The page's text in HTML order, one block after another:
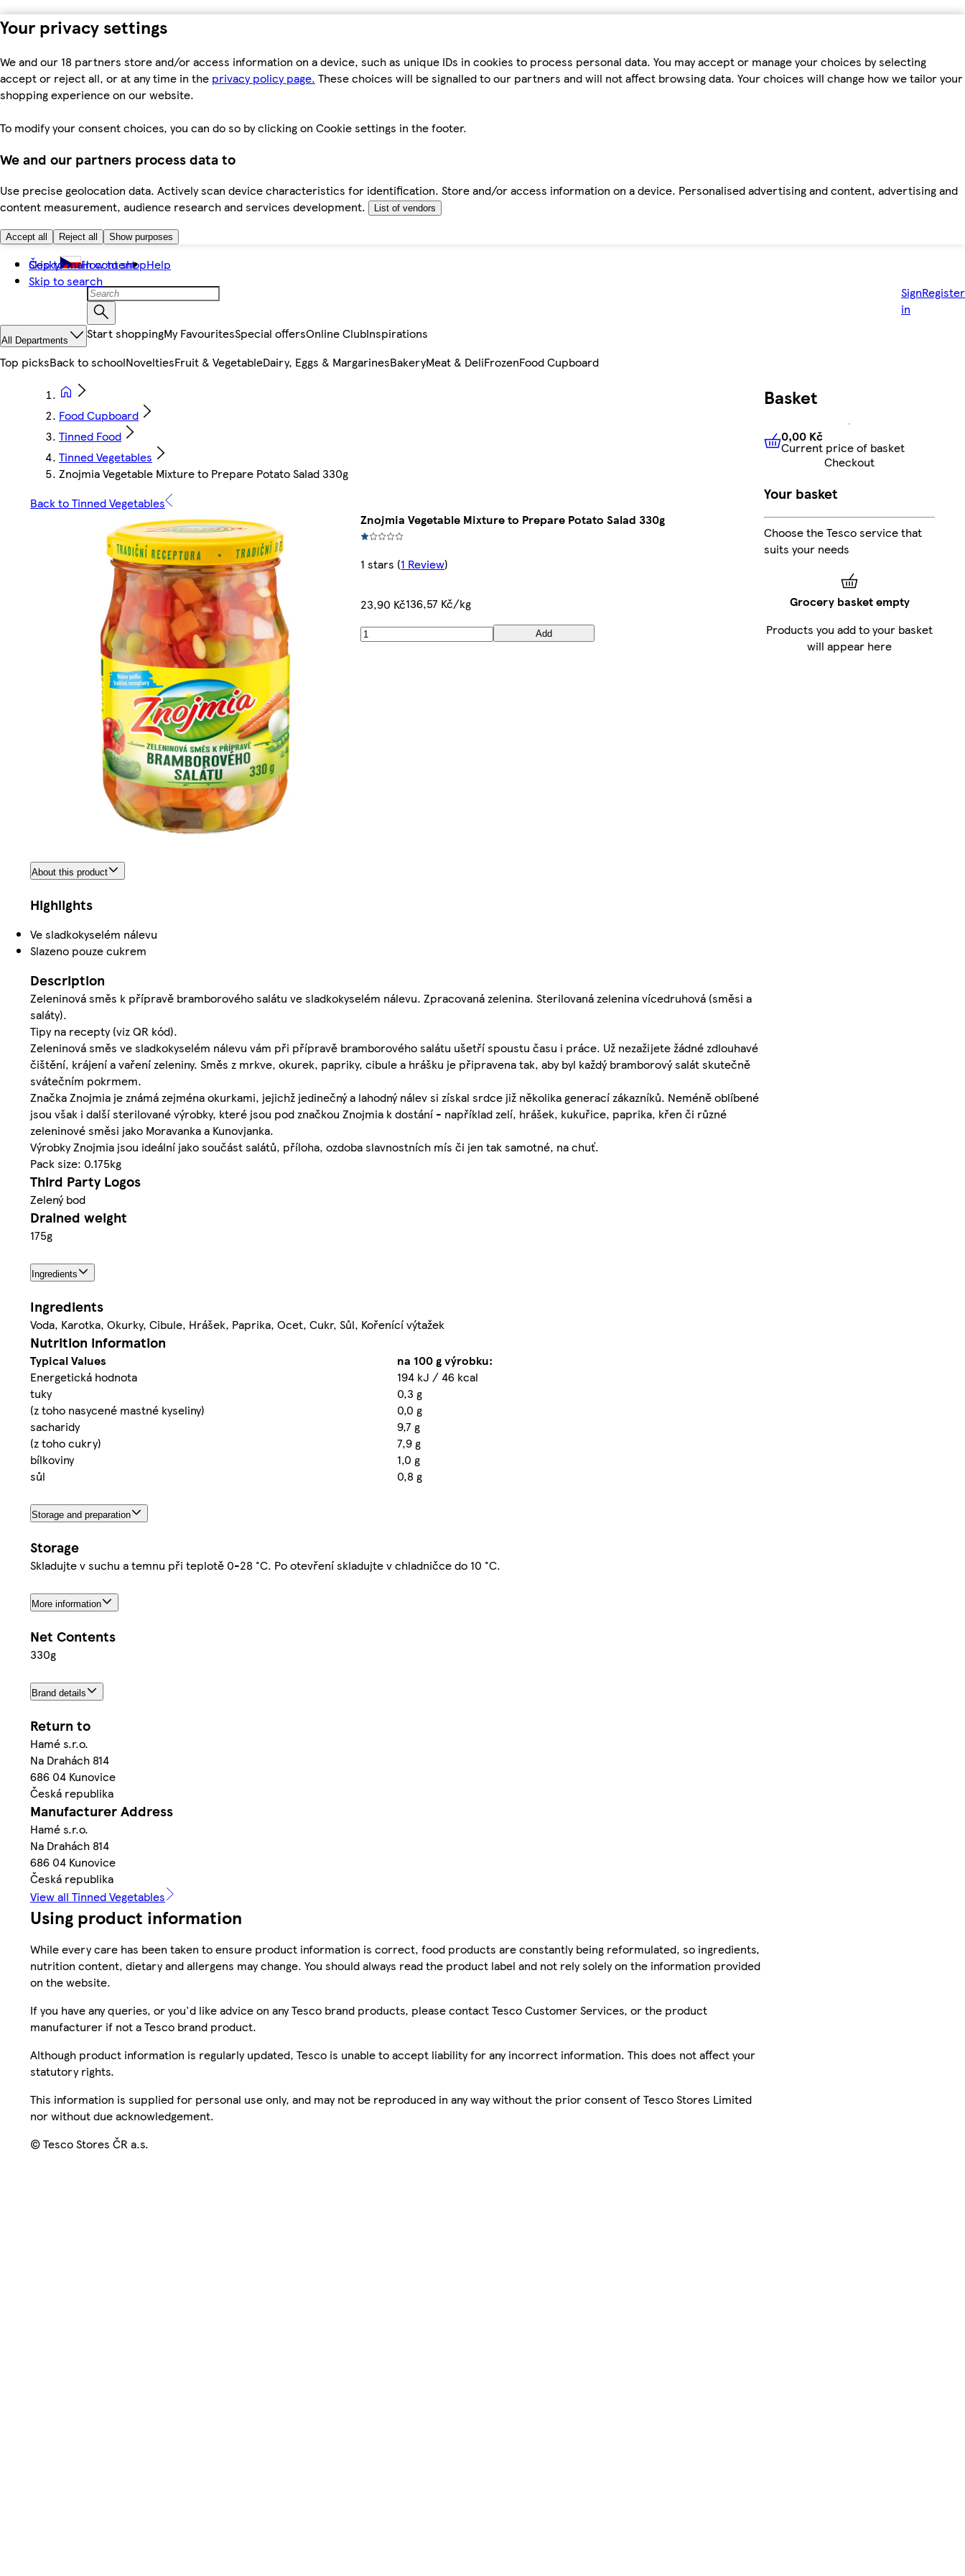
Your privacy settings
We and our 18 partners store and/or access information on a device, such as unique IDs in cookies to process personal data. You may accept or manage your choices by selecting
accept or reject all, or at any time in the privacy policy page. These choices will be signalled to our partners and will not affect browsing data. Your choices will change how we tailor your
shopping experience on our website.
To modify your consent choices, you can do so by clicking on Cookie settings in the footer.
We and our partners process data to
Use precise geolocation data. Actively scan device characteristics for identification. Store and/or access information on a device. Personalised advertising and content, advertising and
content measurement, audience research and services development.
List of vendors
Accept all Reject all Show purposes
Skip to main content
Skip to search
Česky How to shopHelp
Sign
in
Register
All Departments Start shoppingMy FavouritesSpecial offersOnline ClubInspirations
Top picksBack to schoolNoveltiesFruit & VegetableDairy, Eggs & MargarinesBakeryMeat & DeliFrozenFood Cupboard
Food Cupboard
Tinned Food
Tinned Vegetables
Znojmia Vegetable Mixture to Prepare Potato Salad 330g
Back to Tinned Vegetables
Znojmia Vegetable Mixture to Prepare Potato Salad 330g
1 stars (1 Review)
23,90 Kč136,57 Kč/kg
Add
About this product
Highlights
Ve sladkokyselém nálevu
Slazeno pouze cukrem
Description
Zeleninová směs k přípravě bramborového salátu ve sladkokyselém nálevu. Zpracovaná zelenina. Sterilovaná zelenina vícedruhová (směsi a
saláty).
Tipy na recepty (viz QR kód).
Zeleninová směs ve sladkokyselém nálevu vám při přípravě bramborového salátu ušetří spoustu času i práce. Už nezažijete žádné zdlouhavé
čištění, krájení a vaření zeleniny. Směs z mrkve, okurek, papriky, cibule a hrášku je připravena tak, aby byl každý bramborový salát skutečně
svátečním pokrmem.
Značka Znojmia je známá zejména okurkami, jejichž jedinečný a lahodný nálev si získal srdce již několika generací zákazníků. Neméně oblíbené
jsou však i další sterilované výrobky, které jsou pod značkou Znojmia k dostání - například zelí, hrášek, kukuřice, paprika, křen či různé
zeleninové směsi jako Moravanka a Kunovjanka.
Výrobky Znojmia jsou ideální jako součást salátů, příloha, ozdoba slavnostních mís či jen tak samotné, na chuť.
Pack size: 0.175kg
Third Party Logos
Zelený bod
Drained weight
175g
Ingredients
Ingredients
Voda, Karotka, Okurky, Cibule, Hrášek, Paprika, Ocet, Cukr, Sůl, Kořenící výtažek
Nutrition information
Typical Values
na 100 g výrobku:
Energetická hodnota
194 kJ / 46 kcal
tuky
0,3 g
(z toho nasycené mastné kyseliny)
0,0 g
sacharidy
9,7 g
(z toho cukry)
7,9 g
bílkoviny
1,0 g
sůl
0,8 g
Storage and preparation
Storage
Skladujte v suchu a temnu při teplotě 0-28 °C. Po otevření skladujte v chladničce do 10 °C.
More information
Net Contents
330g
Brand details
Return to
Hamé s.r.o.
Na Drahách 814
686 04 Kunovice
Česká republika
Manufacturer Address
Hamé s.r.o.
Na Drahách 814
686 04 Kunovice
Česká republika
View all Tinned Vegetables
Using product information
While every care has been taken to ensure product information is correct, food products are constantly being reformulated, so ingredients,
nutrition content, dietary and allergens may change. You should always read the product label and not rely solely on the information provided
on the website.
If you have any queries, or you'd like advice on any Tesco brand products, please contact Tesco Customer Services, or the product
manufacturer if not a Tesco brand product.
Although product information is regularly updated, Tesco is unable to accept liability for any incorrect information. This does not affect your
statutory rights.
This information is supplied for personal use only, and may not be reproduced in any way without the prior consent of Tesco Stores Limited
nor without due acknowledgement.
© Tesco Stores ČR a.s.
Basket
0,00 KčCurrent price of
0,00 Kč
Current price of basket
Checkout
Your basket
Choose the Tesco service that
suits your needs
Grocery basket empty
Products you add to your basket
will appear here